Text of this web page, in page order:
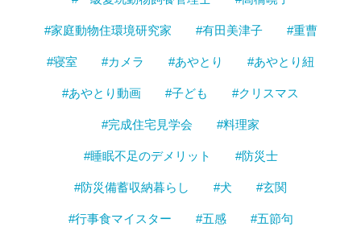
#家庭動物住環境研究家 #有田美津子 #重曹
#寝室 #カメラ #あやとり #あやとり紐
#あやとり動画 #子ども #クリスマス
#完成住宅見学会 #料理家
#睡眠不足のデメリット #防災士
#防災備蓄収納暮らし #犬 #玄関
#行事食マイスター #五感 #五節句